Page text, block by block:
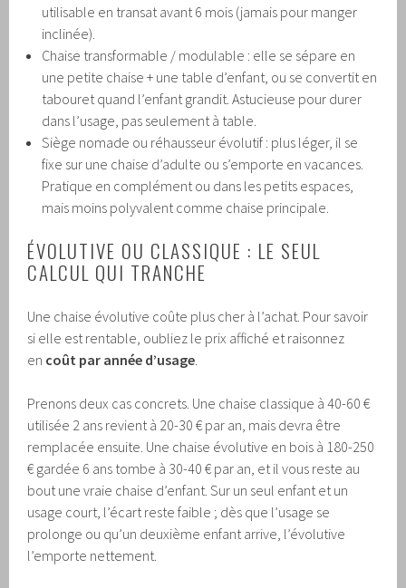
utilisable en transat avant 6 mois (jamais pour manger
inclinée).
Chaise transformable / modulable : elle se sépare en
une petite chaise + une table d’enfant, ou se convertit en
tabouret quand l’enfant grandit. Astucieuse pour durer
dans l’usage, pas seulement à table.
Siège nomade ou réhausseur évolutif : plus léger, il se
fixe sur une chaise d’adulte ou s’emporte en vacances.
Pratique en complément ou dans les petits espaces,
mais moins polyvalent comme chaise principale.
ÉVOLUTIVE OU CLASSIQUE : LE SEUL
CALCUL QUI TRANCHE
Une chaise évolutive coûte plus cher à l’achat. Pour savoir
si elle est rentable, oubliez le prix affiché et raisonnez
en coût par année d’usage
Prenons deux cas concrets. Une chaise classique à 40-60 €
utilisée 2 ans revient à 20-30 € par an, mais devra être
remplacée ensuite. Une chaise évolutive en bois à 180-250
€ gardée 6 ans tombe à 30-40 € par an, et il vous reste au
bout une vraie chaise d’enfant. Sur un seul enfant et un
usage court, l’écart reste faible ; dès que l’usage se
prolonge ou qu’un deuxième enfant arrive, l’évolutive
l’emporte nettement.